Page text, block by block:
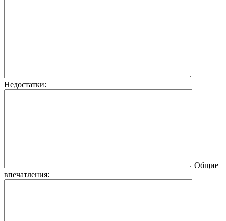
Недостатки:
Общие
впечатления: